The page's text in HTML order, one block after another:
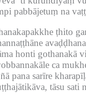
pabbājetuṃ na
ṭhito
honti gothanakā
ca
pana sarīre
tāsu sati